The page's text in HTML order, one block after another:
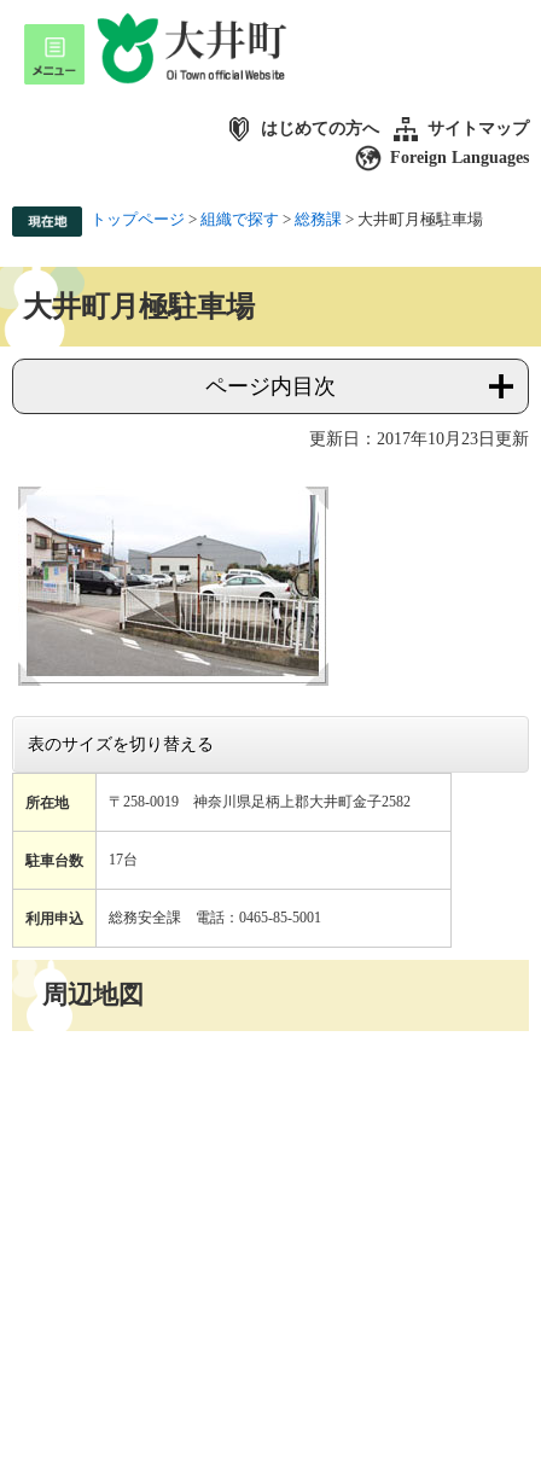
はじめての方へ
サイトマップ
Foreign Languages
トップページ > 組織で探す > 総務課 > 大井町月極駐車場
大井町月極駐車場
ページ内目次
更新日：2017年10月23日更新
表のサイズを切り替える
所在地 〒258-0019 神奈川県足柄上郡大井町金子2582
駐車台数 17台
利用申込 総務安全課 電話：0465-85-5001
周辺地図